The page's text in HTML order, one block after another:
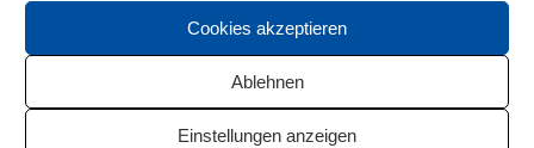
Cookies akzeptieren
Ablehnen
Einstellungen anzeigen